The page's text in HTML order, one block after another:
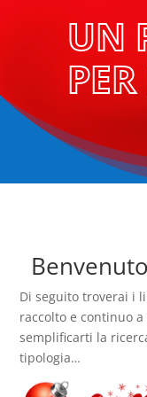
UN
Di seguito troverai i
raccolto e continuo
semplificarti la
tipologia…